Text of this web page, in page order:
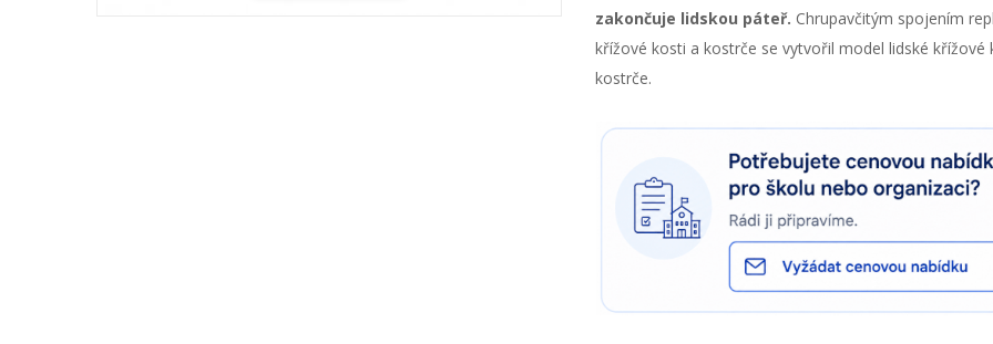
zakončuje lidskou páteř. Chrupavčitým spojením
křížové kosti a kostrče se vytvořil model lidské křížové
kostrče.